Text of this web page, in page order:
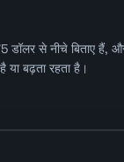
डॉलर से नीचे बिताए
या बढ़ता रहता है।